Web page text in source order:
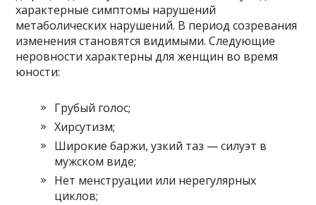
характерные симптомы нарушений
метаболических нарушений. В период созревания
изменения становятся видимыми. Следующие
неровности характерны для женщин во время
юности:
Грубый голос;
Хирсутизм;
Широкие баржи, узкий таз — силуэт в
мужском виде;
Нет менструации или нерегулярных
циклов;